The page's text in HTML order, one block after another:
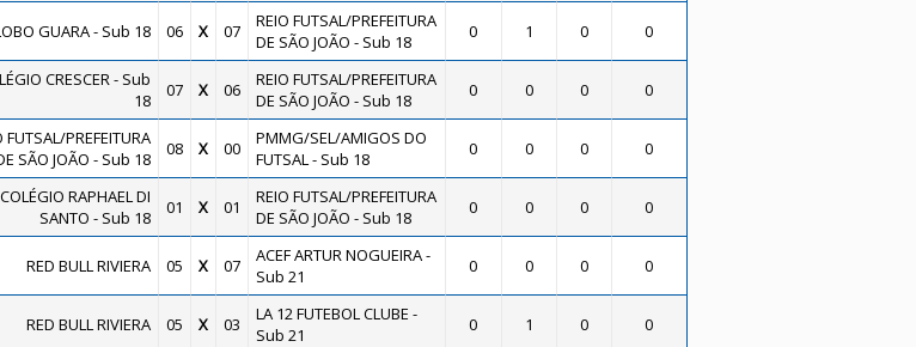
GUARA - Sub 18 06 X 07
REIO FUTSAL/PREFEITURA
DE SÃO JOÃO - Sub 18
0 1 0 0
CRESCER - Sub
18
07 X 06
REIO FUTSAL/PREFEITURA
DE SÃO JOÃO - Sub 18
0 0 0 0
FUTSAL/PREFEITURA
SÃO JOÃO - Sub 18
08 X 00
PMMG/SEL/AMIGOS DO
FUTSAL - Sub 18
0 0 0 0
COLÉGIO RAPHAEL DI
SANTO - Sub 18
01 X 01
REIO FUTSAL/PREFEITURA
DE SÃO JOÃO - Sub 18
0 0 0 0
RED BULL RIVIERA 05 X 07
ACEF ARTUR NOGUEIRA -
Sub 21
0 0 0 0
RED BULL RIVIERA 05 X 03
LA 12 FUTEBOL CLUBE -
Sub 21
0 1 0 0